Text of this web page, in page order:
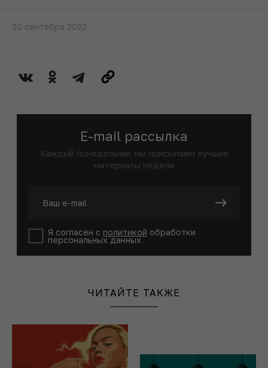
30 сентября 2022
E-mail рассылка
Каждый понедельник мы присылаем лучшие
материалы недели
Я согласен с политикой обработки
персональных данных
ЧИТАЙТЕ ТАКЖЕ